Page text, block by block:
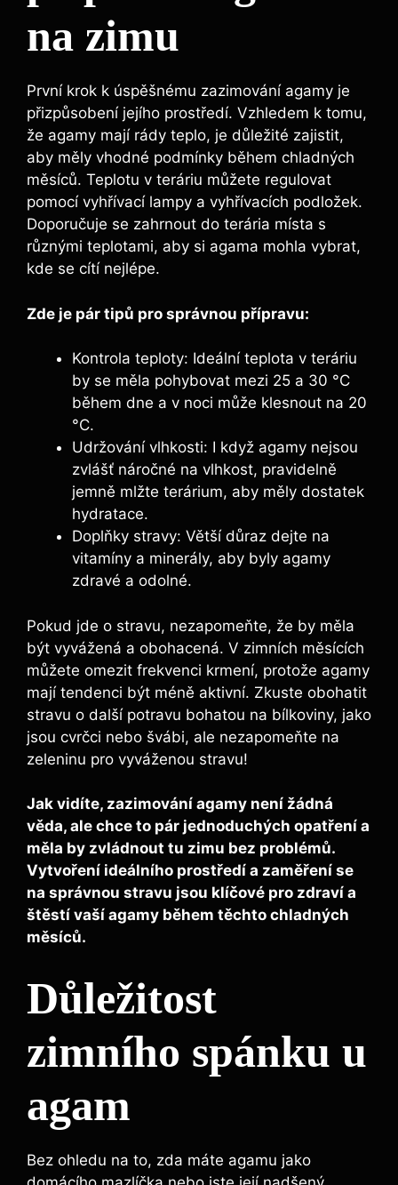
na zimu
První krok k úspěšnému zazimování agamy je
přizpůsobení jejího prostředí. Vzhledem k tomu,
že agamy mají rády teplo, je důležité zajistit,
aby měly vhodné podmínky během chladných
měsíců. Teplotu v teráriu můžete regulovat
pomocí vyhřívací lampy a vyhřívacích podložek.
Doporučuje se zahrnout do terária místa s
různými teplotami, aby si agama mohla vybrat,
kde se cítí nejlépe.
Zde je pár tipů pro správnou přípravu:
Kontrola teploty: Ideální teplota v teráriu
by se měla pohybovat mezi 25 a 30 °C
během dne a v noci může klesnout na 20
°C.
Udržování vlhkosti: I když agamy nejsou
zvlášť náročné na vlhkost, pravidelně
jemně mlžte terárium, aby měly dostatek
hydratace.
Doplňky stravy: Větší důraz dejte na
vitamíny a minerály, aby byly agamy
zdravé a odolné.
Pokud jde o stravu, nezapomeňte, že by měla
být vyvážená a obohacená. V zimních měsících
můžete omezit frekvenci krmení, protože agamy
mají tendenci být méně aktivní. Zkuste obohatit
stravu o další potravu bohatou na bílkoviny, jako
jsou cvrčci nebo švábi, ale nezapomeňte na
zeleninu pro vyváženou stravu!
Jak vidíte, zazimování agamy není žádná
věda, ale chce to pár jednoduchých opatření a
měla by zvládnout tu zimu bez problémů.
Vytvoření ideálního prostředí a zaměření se
na správnou stravu jsou klíčové pro zdraví a
štěstí vaší agamy během těchto chladných
měsíců.
Důležitost
zimního spánku u
agam
Bez ohledu na to, zda máte agamu jako